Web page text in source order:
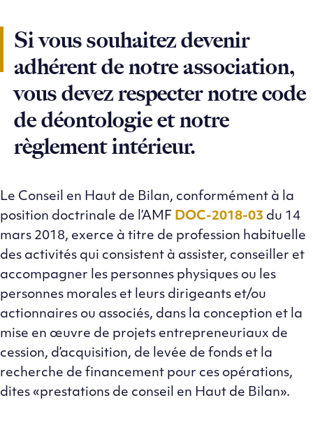
Si vous souhaitez devenir
adhérent de notre association,
vous devez respecter notre code
de déontologie et notre
règlement intérieur.
Le Conseil en Haut de Bilan, conformément à la
position doctrinale de l’AMF DOC-2018-03 du 14
mars 2018, exerce à titre de profession habituelle
des activités qui consistent à assister, conseiller et
accompagner les personnes physiques ou les
personnes morales et leurs dirigeants et/ou
actionnaires ou associés, dans la conception et la
mise en œuvre de projets entrepreneuriaux de
cession, d’acquisition, de levée de fonds et la
recherche de financement pour ces opérations,
dites «prestations de conseil en Haut de Bilan».